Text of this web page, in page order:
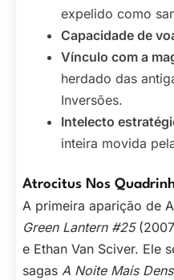
expelido como
Capacidade de
Vínculo com a
herdado das
Inversões.
Intelecto
inteira movida
Atrocitus Nos
A primeira aparição de
Green Lantern #25
e Ethan Van Sciver. Ele
sagas A Noite Mais